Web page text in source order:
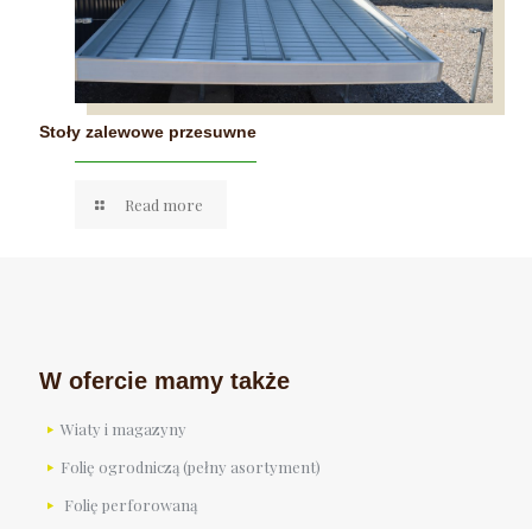
Stoły zalewowe przesuwne
Read more
W ofercie mamy także
Wiaty i magazyny
Folię ogrodniczą (pełny asortyment)
Folię perforowaną